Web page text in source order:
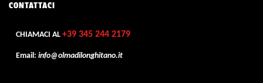
CONTATTACI
CHIAMACI AL+39 345 244 2179
Email: info@olmadilonghitano.it